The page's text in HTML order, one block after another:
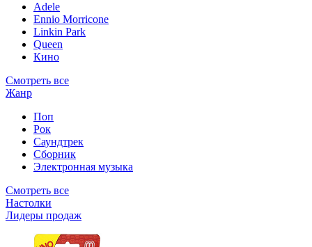
Adele
Ennio Morricone
Linkin Park
Queen
Кино
Смотреть все
Жанр
Поп
Рок
Саундтрек
Сборник
Электронная музыка
Смотреть все
Настолки
Лидеры продаж